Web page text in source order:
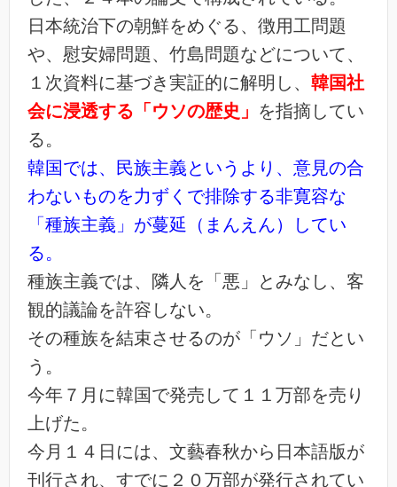
日本統治下の朝鮮をめぐる、徴用工問題
や、慰安婦問題、竹島問題などについて、
１次資料に基づき実証的に解明し、 韓国社
会に浸透する「ウソの歴史」 を指摘してい
る。
韓国では、民族主義というより、意見の合
わないものを力ずくで排除する非寛容な
「種族主義」が蔓延（まんえん）してい
る。
種族主義では、隣人を「悪」とみなし、客
観的議論を許容しない。
その種族を結束させるのが「ウソ」だとい
う。
今年７月に韓国で発売して１１万部を売り
上げた。
今月１４日には、文藝春秋から日本語版が
刊行され、すでに２０万部が発行されてい